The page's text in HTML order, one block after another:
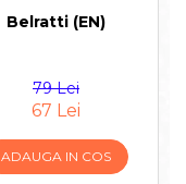
Belratti (EN)
79 Lei
67 Lei
ADAUGA IN COS